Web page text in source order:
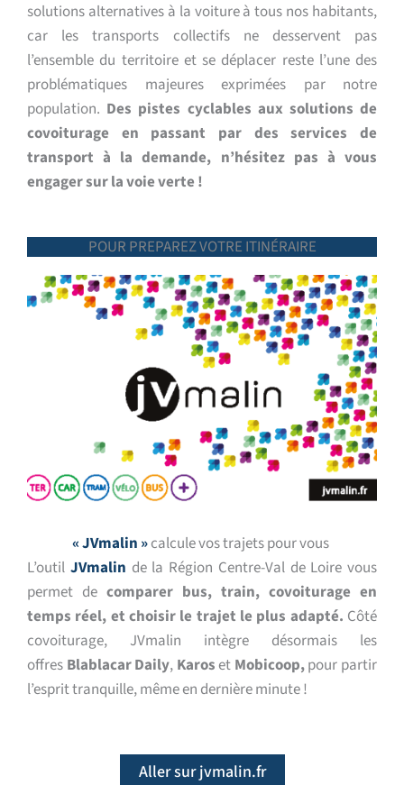
solutions alternatives à la voiture à tous nos habitants,
car les transports collectifs ne desservent pas
l’ensemble du territoire et se déplacer reste l’une des
problématiques majeures exprimées par notre
population. Des pistes cyclables aux solutions de
covoiturage en passant par des services de
transport à la demande, n’hésitez pas à vous
engager sur la voie verte !
POUR PREPAREZ VOTRE ITINÉRAIRE
« JVmalin »calcule vos trajets pour vous
L’outil JVmalin de la Région Centre-Val de Loire vous
permet de comparer bus, train, covoiturage en
temps réel, et choisir le trajet le plus adapté. Côté
covoiturage,
JVmalin intègre désormais les
offres Blablacar Daily, Karoset Mobicoop,pour partir
l’esprit tranquille, même en dernière minute !
Aller sur jvmalin.fr